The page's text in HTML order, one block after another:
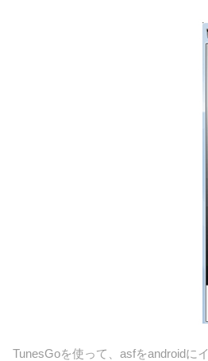
TunesGoを使って、asfをandroidに